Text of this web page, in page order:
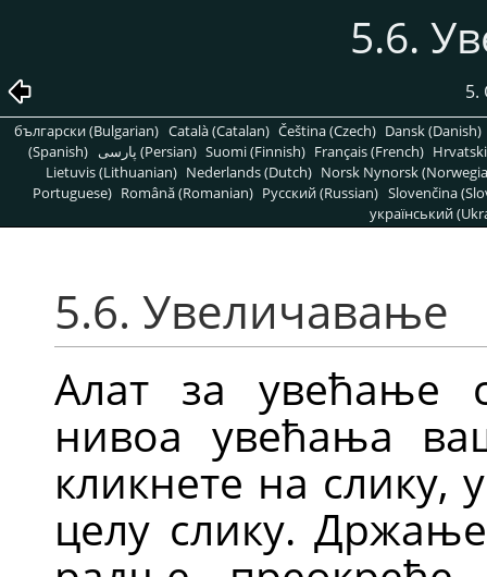
5.6.
5.
български (Bulgarian) Català (Catalan) Čeština (Czech) Dansk (Danish)
(Spanish)
پارسی (Persian) Suomi (Finnish) Français (French)
Lietuvis (Lithuanian) Nederlands (Dutch) Norsk Nynorsk
Portuguese) Română (Romanian) Pусский (Russian) Slovenčina
український
5.6. Увеличавање
Алат за увећање
нивоа увећања
кликнете на слику,
целу слику.